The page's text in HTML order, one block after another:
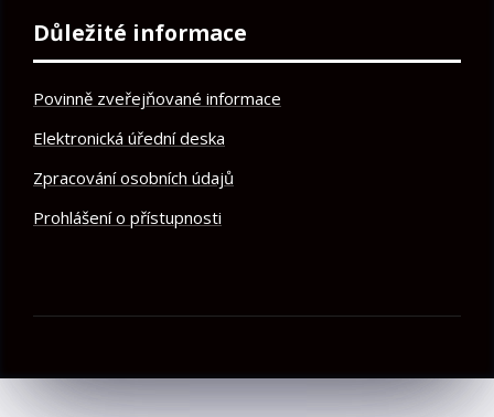
Důležité informace
Povinně zveřejňované informace
Elektronická úřední deska
Zpracování osobních údajů
Prohlášení o přístupnosti